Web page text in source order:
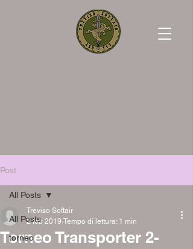
Post
All Posts
torneo
All Posts
Torneo Transporter 2-
Treviso Softair
2 feb 2019 Tempo di lettura: 1 min